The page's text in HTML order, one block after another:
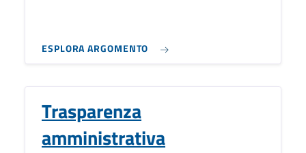
ESPLORA ARGOMENTO
Trasparenza
amministrativa